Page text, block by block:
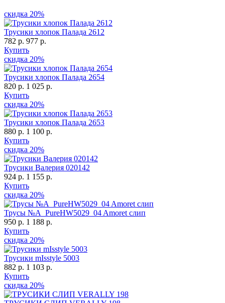
скидка 20%
Трусики хлопок Палада 2612
782 р. 977 р.
Купить
скидка 20%
Трусики хлопок Палада 2654
820 р. 1 025 р.
Купить
скидка 20%
Трусики хлопок Палада 2653
880 р. 1 100 р.
Купить
скидка 20%
Трусики Валерия 020142
924 р. 1 155 р.
Купить
скидка 20%
Трусы №A_PureHW5029_04 Amoret слип
950 р. 1 188 р.
Купить
скидка 20%
Трусики mIsstyle 5003
882 р. 1 103 р.
Купить
скидка 20%